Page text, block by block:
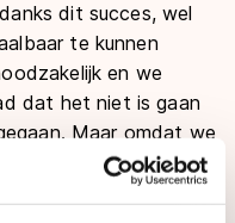
dit succes, wel
te kunnen
en we
dat het niet is gaan
Maar omdat we
genomen, kunnen
elke doelgroep. Al